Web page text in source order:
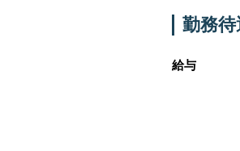
勤務待
給与